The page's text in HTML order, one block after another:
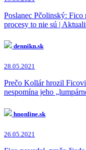
Poslanec Pčolinský:
procesy to nie sú |
dennikn.sk
28.05.2021
Prečo Kollár hrozil
nespomína jeho
hnonline.sk
26.05.2021